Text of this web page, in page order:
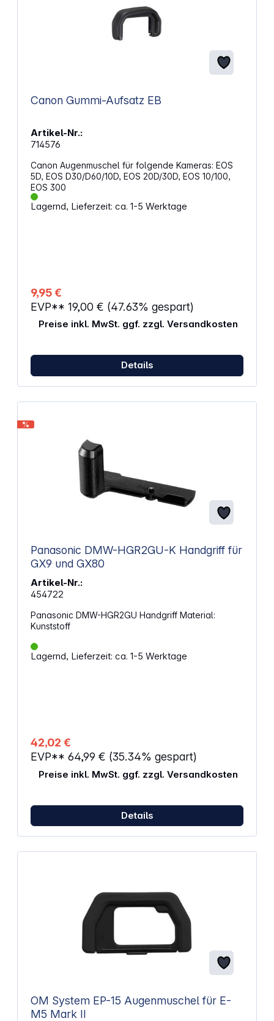
Canon Gummi-Aufsatz EB
Artikel-Nr.:
714576
Canon Augenmuschel für folgende Kameras: EOS
5D, EOS D30/D60/10D, EOS 20D/30D, EOS 10/100,
EOS 300
Lagernd, Lieferzeit: ca. 1-5 Werktage
9,95 €
EVP** 19,00 € (47.63% gespart)
Preise inkl. MwSt. ggf. zzgl. Versandkosten
Details
%
Panasonic DMW-HGR2GU-K Handgriff für
GX9 und GX80
Artikel-Nr.:
454722
Panasonic DMW-HGR2GU Handgriff Material:
Kunststoff
Lagernd, Lieferzeit: ca. 1-5 Werktage
42,02 €
EVP** 64,99 € (35.34% gespart)
Preise inkl. MwSt. ggf. zzgl. Versandkosten
Details
OM System EP-15 Augenmuschel für E-
M5 Mark II